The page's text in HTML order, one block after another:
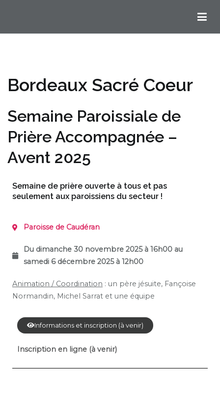
Bordeaux Sacré Coeur
Semaine Paroissiale de
Prière Accompagnée –
Avent 2025
Semaine de prière ouverte à tous et pas
seulement aux paroissiens du secteur !
Paroisse de Caudéran
Du dimanche 30 novembre 2025 à 16h00 au
samedi 6 décembre 2025 à 12h00
Animation / Coordination : un père jésuite, Fançoise
Normandin, Michel Sarrat et une équipe
Informations et inscription (à venir)
Inscription en ligne (à venir)